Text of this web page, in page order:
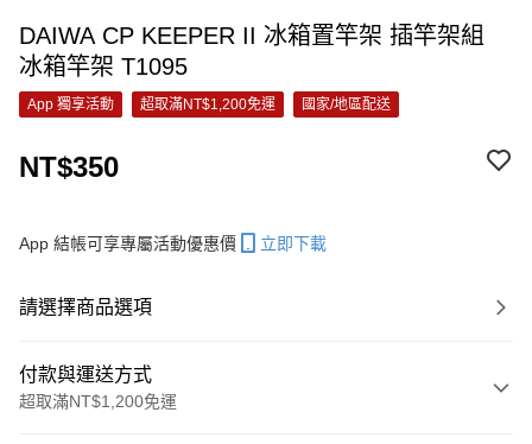
DAIWA CP KEEPER II 冰箱置竿架 插竿架組
冰箱竿架 T1095
App 獨享活動 超取滿NT$1,200免運 國家/地區配送
NT$350
App 結帳可享專屬活動優惠價 立即下載
請選擇商品選項
付款與運送方式
超取滿NT$1,200免運